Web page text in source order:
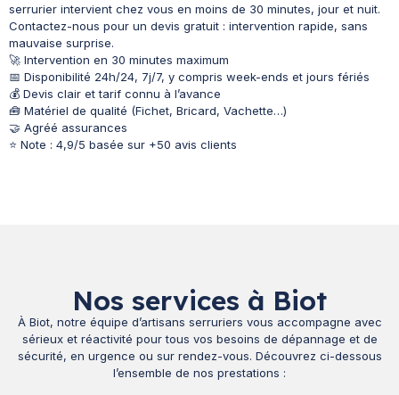
serrurier intervient chez vous en moins de 30 minutes, jour et nuit.
Contactez-nous pour un devis gratuit : intervention rapide, sans
mauvaise surprise.
🚀 Intervention en 30 minutes maximum
📅 Disponibilité 24h/24, 7j/7, y compris week-ends et jours fériés
💰 Devis clair et tarif connu à l’avance
🧰 Matériel de qualité (Fichet, Bricard, Vachette…)
🤝 Agréé assurances
⭐ Note : 4,9/5 basée sur +50 avis clients
Nos services à Biot
À Biot, notre équipe d’artisans serruriers vous accompagne avec
sérieux et réactivité pour tous vos besoins de dépannage et de
sécurité, en urgence ou sur rendez-vous. Découvrez ci-dessous
l’ensemble de nos prestations :